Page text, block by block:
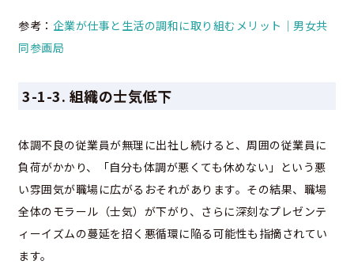
参考： 企業が仕事と生活の調和に取り組むメリット｜男女共
同参画局
3-1-3. 組織の士気低下
体調不良の従業員が無理に出社し続けると、周囲の従業員に
負荷がかかり、「自分も体調が悪くても休めない」という悪
い雰囲気が職場に広がるおそれがあります。その結果、職場
全体のモラール（士気）が下がり、さらに深刻なプレゼンテ
ィーイズムの蔓延を招く悪循環に陥る可能性も指摘されてい
ます。